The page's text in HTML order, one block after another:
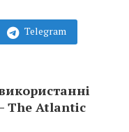
Telegram
The Atlantic